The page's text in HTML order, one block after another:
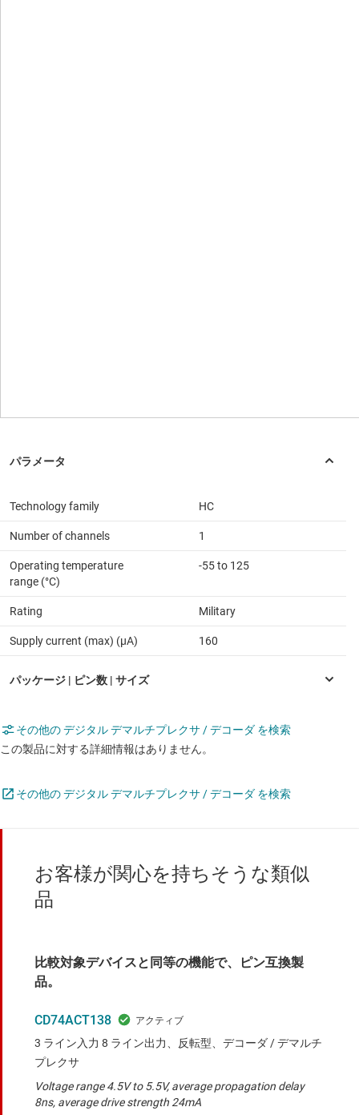
Technology family HC
Number of channels 1
Operating temperature
range (°C)
-55 to 125
Rating Military
Supply current (max) (µA) 160
その他の デジタル デマルチプレクサ / デコーダ を検索
この製品に対する詳細情報はありません。
その他の デジタル デマルチプレクサ / デコーダ を検索
お客様が関心を持ちそうな類似
品
比較対象デバイスと同等の機能で、ピン互換製
品。
CD74ACT138
3 ライン入力 8 ライン出力、反転型、デコーダ / デマルチ
プレクサ
Voltage range 4.5V to 5.5V, average propagation delay
8ns, average drive strength 24mA